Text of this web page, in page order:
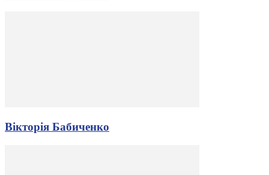
Вікторія Бабиченко